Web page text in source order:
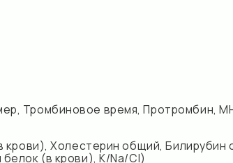
K/Na/Cl)
с использованием 3D/4D реконструкции